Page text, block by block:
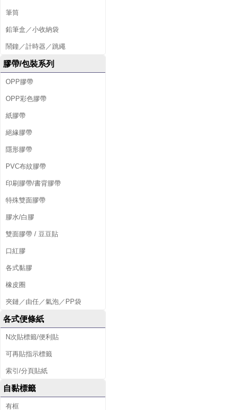
筆筒
鉛筆盒／小收納袋
鬧鐘／計時器／跳繩
膠帶/包裝系列
OPP膠帶
OPP彩色膠帶
紙膠帶
絕緣膠帶
隱形膠帶
PVC布紋膠帶
印刷膠帶/書背膠帶
特殊雙面膠帶
膠水/白膠
雙面膠帶 / 豆豆貼
口紅膠
各式黏膠
橡皮圈
夾鏈／由任／氣泡／PP袋
各式便條紙
N次貼標籤/便利貼
可再貼指示標籤
索引/分頁貼紙
自黏標籤
有框